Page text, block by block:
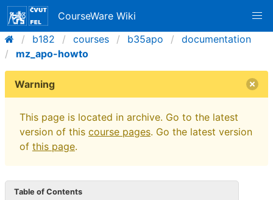
CourseWare Wiki
b182
courses b35apo
documentation
mz_apo-howto
Warning
This page is located in archive. Go to the latest
version of this course pages. Go the latest version
of this page.
Table of Contents